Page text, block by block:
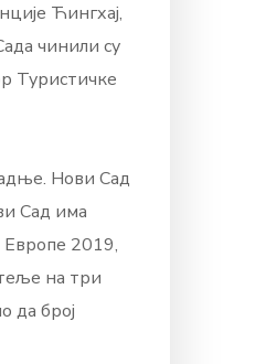
Ћингхај,
чинили су
Туристичке
Нови Сад
Сад има
Европе 2019,
на три
да број